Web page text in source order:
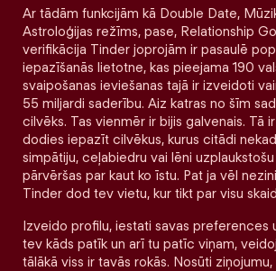
Ar tādām funkcijām kā Double Date,
Astroloģijas režīms, pase, Relationship
verifikācija Tinder joprojām ir pasaulē
iepazīšanās lietotne, kas pieejama 190
svaipošanas ieviešanas tajā ir izveidoti
55 miljardi saderību. Aiz katras no šīm
cilvēks. Tas vienmēr ir bijis galvenais. Tā
dodies iepazīt cilvēkus, kurus citādi
simpātiju, ceļabiedru vai lēni
pārvēršas par kaut ko īstu. Pat ja vēl
Tinder dod tev vietu, kur tikt par visu
Izveido profilu, iestati savas preferences
tev kāds patīk un arī tu patīc viņam,
tālākā viss ir tavās rokās. Nosūti ziņojumu,